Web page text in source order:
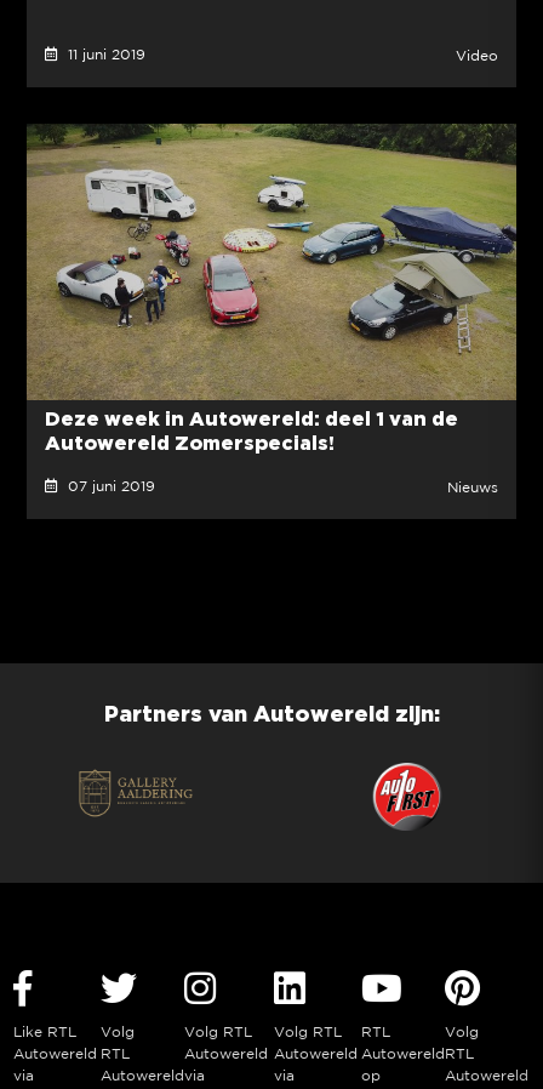
11 juni 2019 Video
Deze week in Autowereld: deel 1 van de
Autowereld Zomerspecials!
07 juni 2019 Nieuws
Partners van Autowereld zijn:
Like RTL
Autowereld
via
Volg
RTL
Autowereld
Volg RTL
Autowereld
via
Volg RTL
Autowereld
via
RTL
Autowereld
op
Volg
RTL
Autowereld